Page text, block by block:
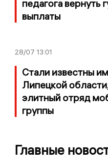
педагога вернуть
выплаты
28/07 13:01
Стали известны
Липецкой
элитный отряд
группы
Главные